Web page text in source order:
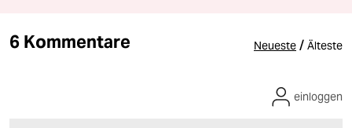
6 Kommentare Neueste / Älteste
einloggen